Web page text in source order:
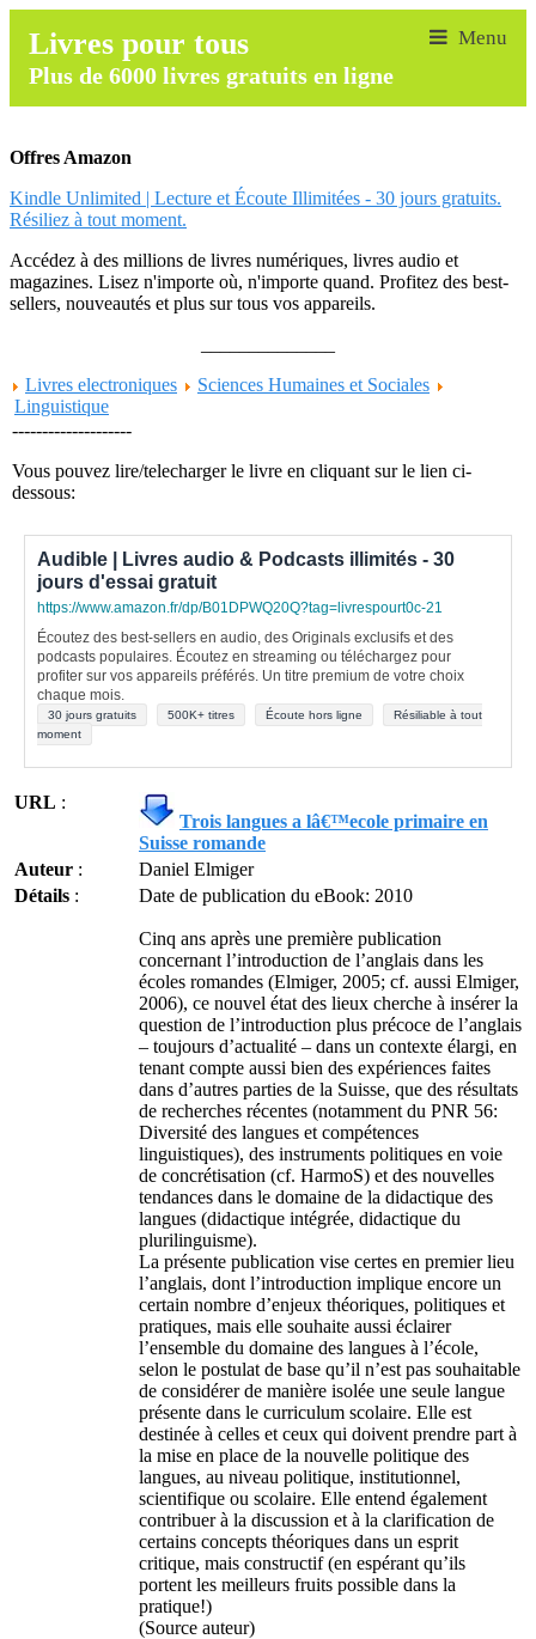
Livres pour tous
Plus de 6000 livres gratuits en ligne
Offres Amazon
Kindle Unlimited | Lecture et Écoute Illimitées - 30 jours gratuits.
Résiliez à tout moment.
Accédez à des millions de livres numériques, livres audio et
magazines. Lisez n'importe où, n'importe quand. Profitez des best-
sellers, nouveautés et plus sur tous vos appareils.
Livres electroniques
Sciences Humaines et Sociales
Linguistique
--------------------
Vous pouvez lire/telecharger le livre en cliquant sur le lien ci-
dessous:
Audible | Livres audio & Podcasts illimités - 30
jours d'essai gratuit
https://www.amazon.fr/dp/B01DPWQ20Q?tag=livrespourt0c-21
Écoutez des best-sellers en audio, des Originals exclusifs et des
podcasts populaires. Écoutez en streaming ou téléchargez pour
profiter sur vos appareils préférés. Un titre premium de votre choix
chaque mois.
30 jours gratuits 500K+ titres Écoute hors ligne
Résiliable à tout
moment
URL :
Trois langues a lâ€™ecole primaire en
Suisse romande
Auteur :
Daniel Elmiger
Détails : Date de publication du eBook: 2010
Cinq ans après une première publication
concernant l’introduction de l’anglais dans les
écoles romandes (Elmiger, 2005; cf. aussi Elmiger,
2006), ce nouvel état des lieux cherche à insérer la
question de l’introduction plus précoce de l’anglais
– toujours d’actualité – dans un contexte élargi, en
tenant compte aussi bien des expériences faites
dans d’autres parties de la Suisse, que des résultats
de recherches récentes (notamment du PNR 56:
Diversité des langues et compétences
linguistiques), des instruments politiques en voie
de concrétisation (cf. HarmoS) et des nouvelles
tendances dans le domaine de la didactique des
langues (didactique intégrée, didactique du
plurilinguisme).
La présente publication vise certes en premier lieu
l’anglais, dont l’introduction implique encore un
certain nombre d’enjeux théoriques, politiques et
pratiques, mais elle souhaite aussi éclairer
l’ensemble du domaine des langues à l’école,
selon le postulat de base qu’il n’est pas souhaitable
de considérer de manière isolée une seule langue
présente dans le curriculum scolaire. Elle est
destinée à celles et ceux qui doivent prendre part à
la mise en place de la nouvelle politique des
langues, au niveau politique, institutionnel,
scientifique ou scolaire. Elle entend également
contribuer à la discussion et à la clarification de
certains concepts théoriques dans un esprit
critique, mais constructif (en espérant qu’ils
portent les meilleurs fruits possible dans la
pratique!)
(Source auteur)